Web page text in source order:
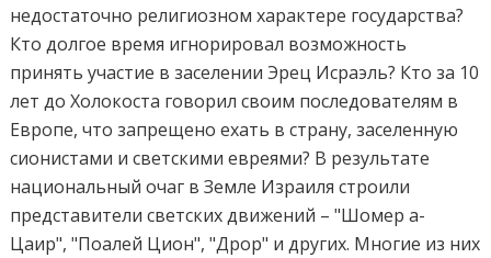
недостаточно религиозном характере государства?
Кто долгое время игнорировал возможность
принять участие в заселении Эрец Исраэль? Кто за 10
лет до Холокоста говорил своим последователям в
Европе, что запрещено ехать в страну, заселенную
сионистами и светскими евреями? В результате
национальный очаг в Земле Израиля строили
представители светских движений – "Шомер а-
Цаир", "Поалей Цион", "Дрор" и других. Многие из них